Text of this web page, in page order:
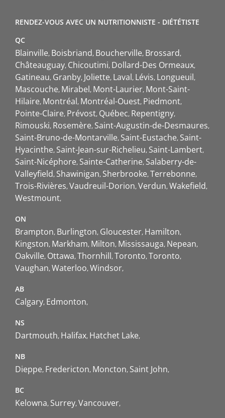
RENDEZ-VOUS AVEC UN NUTRITIONNISTE - DIÉTÉTISTE
QC
Blainville Boisbriand Boucherville Brossard
Châteauguay Chicoutimi Dollard-Des Ormeaux
Gatineau Granby Joliette Laval Lévis Longueuil
Mascouche Mirabel Mont-Laurier Mont-Saint-
Hilaire Montréal Montréal-Ouest Piedmont
Pointe-Claire Prévost Québec Repentigny
Rimouski Rosemère Saint-Augustin-de-Desmaures
Saint-Bruno-de-Montarville Saint-Eustache Saint-
Hyacinthe Saint-Jean-sur-Richelieu Saint-Lambert
Saint-Nicéphore Sainte-Catherine Salaberry-de-
Valleyfield Shawinigan Sherbrooke Terrebonne
Trois-Rivières Vaudreuil-Dorion Verdun Wakefield
Westmount
ON
Brampton Burlington Gloucester Hamilton
Kingston Markham Milton Mississauga Nepean
Oakville Ottawa Thornhill Toronto Toronto
Vaughan Waterloo Windsor
AB
Calgary Edmonton
NS
Dartmouth Halifax Hatchet Lake
NB
Dieppe Fredericton Moncton Saint John
BC
Kelowna Surrey Vancouver